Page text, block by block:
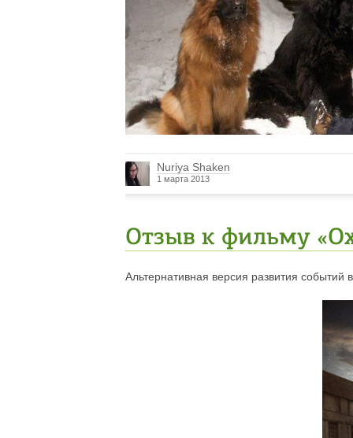
Nuriya Shaken
1 марта 2013
Отзыв к фильму
Альтернативная версия развития событий